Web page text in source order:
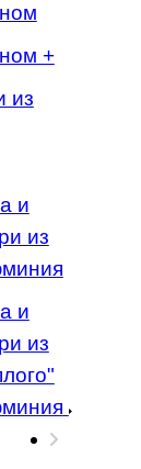
+
из
и
из
и
из